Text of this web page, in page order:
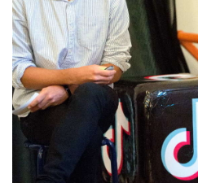
教學評測
EduTech
IT Times
生成式AI與雲端應用
Enterprise Digital Transformation